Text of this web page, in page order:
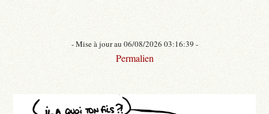
- Mise à jour au 06/08/2026 03:16:39 -
Permalien